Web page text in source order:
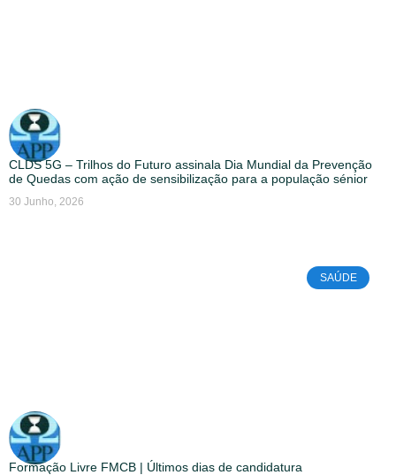
CLDS 5G – Trilhos do Futuro assinala Dia Mundial da Prevenção
de Quedas com ação de sensibilização para a população sénior
30 Junho, 2026
SAÚDE
Formação Livre FMCB | Últimos dias de candidatura